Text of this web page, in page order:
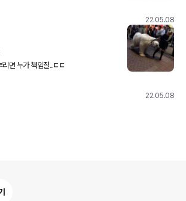
외에 국산차 선택지가 많아지고 다양해
22.05.08
면 누가 책임질..ㄷㄷ
22.05.08